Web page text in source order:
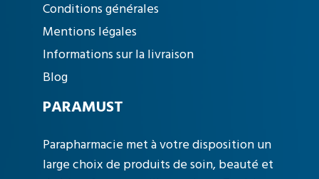
Conditions générales
Mentions légales
Informations sur la livraison
Blog
PARAMUST
Parapharmacie met à votre disposition un
large choix de produits de soin, beauté et